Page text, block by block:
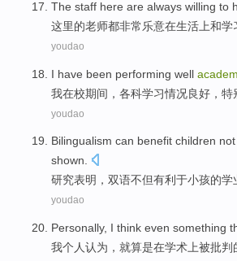
The staff here are always willing to
这里的老师都非常乐意在生活 上和学
youdao
I have been performing well
我在校期间， 各科学习情况良好 ， 特
youdao
Bilingualism can benefit children not
shown.
研究表明 ， 双语不但有利于小孩的学
youdao
Personally, I think even something
我个人认为 ，就算是在学术上被批判